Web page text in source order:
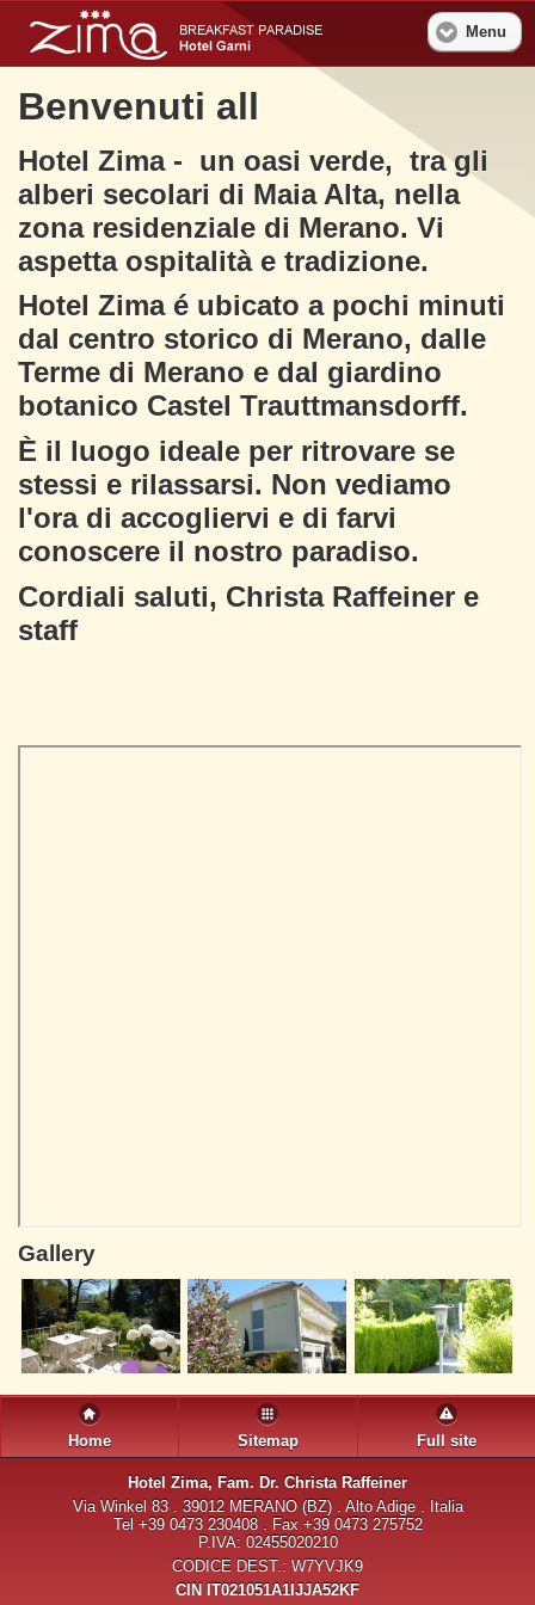
Menu
Benvenuti all
Hotel Zima - un oasi verde, tra gli
alberi secolari di Maia Alta, nella
zona residenziale di Merano. Vi
aspetta ospitalità e tradizione.
Hotel Zima é ubicato a pochi minuti
dal centro storico di Merano, dalle
Terme di Merano e dal giardino
botanico Castel Trauttmansdorff.
È il luogo ideale per ritrovare se
stessi e rilassarsi. Non vediamo
l'ora di accogliervi e di farvi
conoscere il nostro paradiso.
Cordiali saluti, Christa Raffeiner e
staff
Gallery
Home Sitemap Full site
Hotel Zima, Fam. Dr. Christa Raffeiner
Via Winkel 83 . 39012 MERANO (BZ) . Alto Adige . Italia
Tel +39 0473 230408 . Fax +39 0473 275752
P.IVA: 02455020210
CODICE DEST.: W7YVJK9
CIN IT021051A1IJJA52KF